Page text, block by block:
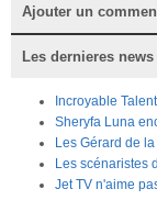
Ajouter un
Les dernieres news
Incroyable
Sheryfa Luna
Les Gérard de
Les scénaristes
Jet TV n'aime